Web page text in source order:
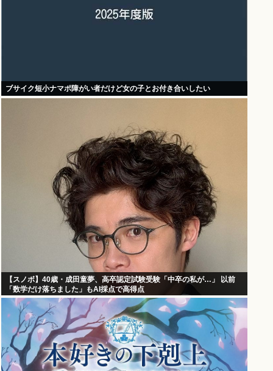
ブサイク短小ナマポ障がい者だけど女の子とお付き合いしたい
【スノボ】40歳・成田童夢、高卒認定試験受験「中卒の私が…」 以前
「数学だけ落ちました」もAI採点で高得点